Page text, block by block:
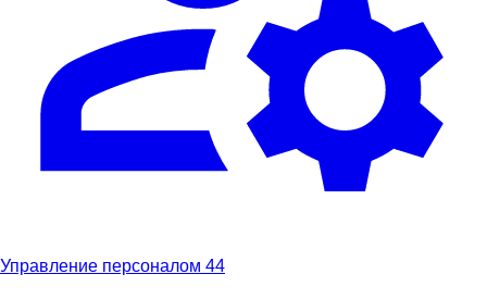
Управление персоналом 44